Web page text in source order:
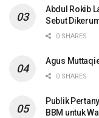
Abdul Rokib
Sebut
0 SHARES
Agus
0 SHARES
Publik
BBM untuk